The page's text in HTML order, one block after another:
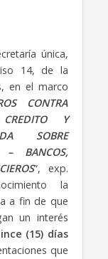
única,
14, de la
en el marco
CONTRA
Y
SOBRE
BANCOS,
”, exp.
la
a fin de que
un interés
(15) días
que